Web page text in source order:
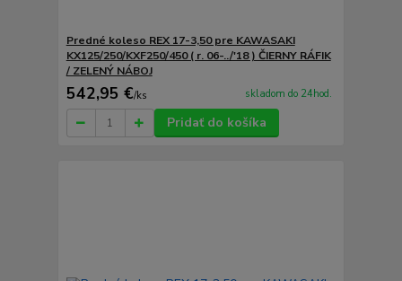
Predné koleso REX 17-3,50 pre KAWASAKI
KX125/250/KXF250/450 ( r. 06-../'18 ) ČIERNY RÁFIK
/ ZELENÝ NÁBOJ
542,95 €/ks skladom do 24hod.
Pridať do košíka